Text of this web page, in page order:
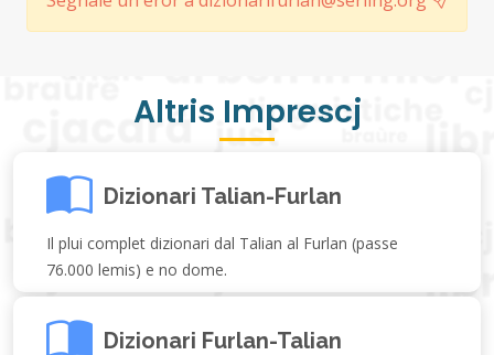
Altris Imprescj
Dizionari Talian-Furlan
Il plui complet dizionari dal Talian al Furlan (passe
76.000 lemis) e no dome.
Dizionari Furlan-Talian